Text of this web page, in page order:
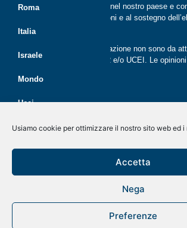
Usiamo cookie per ottimizzare il nostro sito web ed
Accetta
Nega
Preferenze
Roma
Italia
Israele
Mondo
Ucei
CER
Giovani
Economia
promuovere la cultura ebraica nel nostro paese e
crescita delle nuove generazioni e al sostegno
italiano.
Le opinioni espresse dalla redazione non sono da
nessuna lista presente in CER e/o UCEI. Le
Rivista on line dal